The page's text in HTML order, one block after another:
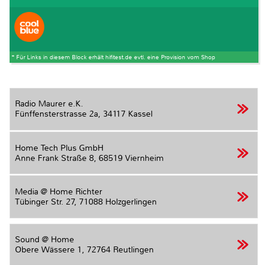
* Für Links in diesem Block erhält hifitest.de evtl. eine Provision vom Shop
Radio Maurer e.K.
Fünffensterstrasse 2a, 34117 Kassel
Home Tech Plus GmbH
Anne Frank Straße 8, 68519 Viernheim
Media @ Home Richter
Tübinger Str. 27, 71088 Holzgerlingen
Sound @ Home
Obere Wässere 1, 72764 Reutlingen